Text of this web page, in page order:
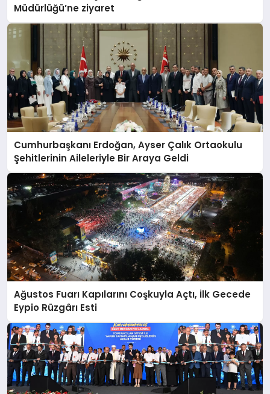
Müdürlüğü’ne ziyaret
Cumhurbaşkanı Erdoğan, Ayser Çalık Ortaokulu
Şehitlerinin Aileleriyle Bir Araya Geldi
Ağustos Fuarı Kapılarını Coşkuyla Açtı, İlk Gecede
Eypio Rüzgârı Esti